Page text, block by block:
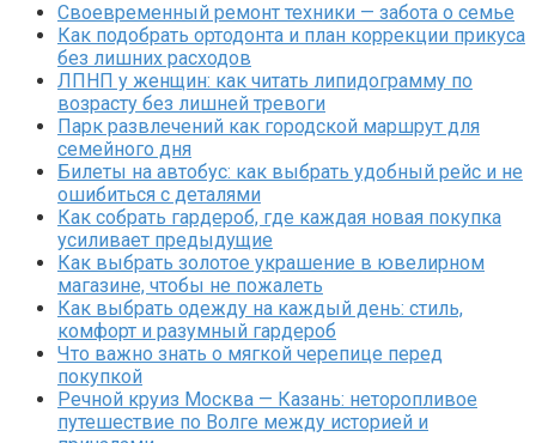
Своевременный ремонт техники — забота о семье
Как подобрать ортодонта и план коррекции прикуса
без лишних расходов
ЛПНП у женщин: как читать липидограмму по
возрасту без лишней тревоги
Парк развлечений как городской маршрут для
семейного дня
Билеты на автобус: как выбрать удобный рейс и не
ошибиться с деталями
Как собрать гардероб, где каждая новая покупка
усиливает предыдущие
Как выбрать золотое украшение в ювелирном
магазине, чтобы не пожалеть
Как выбрать одежду на каждый день: стиль,
комфорт и разумный гардероб
Что важно знать о мягкой черепице перед
покупкой
Речной круиз Москва — Казань: неторопливое
путешествие по Волге между историей и